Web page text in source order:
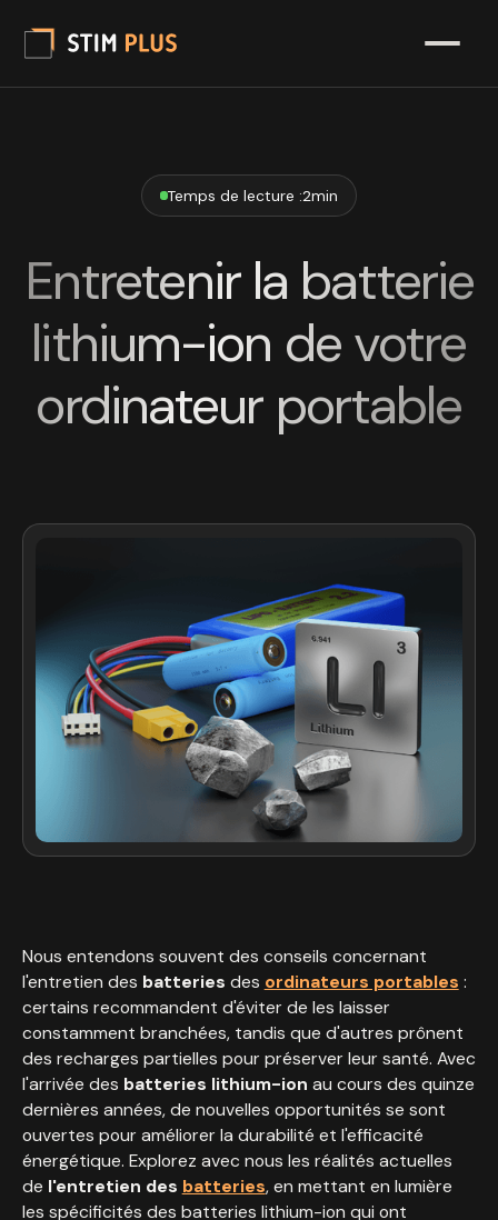
Temps de lecture :2min
Entretenir la batterie
lithium-ion de votre
ordinateur portable
Nous entendons souvent des conseils concernant
l'entretien des batteries des ordinateurs portables :
certains recommandent d'éviter de les laisser
constamment branchées, tandis que d'autres prônent
des recharges partielles pour préserver leur santé. Avec
l'arrivée des batteries lithium-ion au cours des quinze
dernières années, de nouvelles opportunités se sont
ouvertes pour améliorer la durabilité et l'efficacité
énergétique. Explorez avec nous les réalités actuelles
de l'entretien des batteries, en mettant en lumière
les spécificités des batteries lithium-ion qui ont